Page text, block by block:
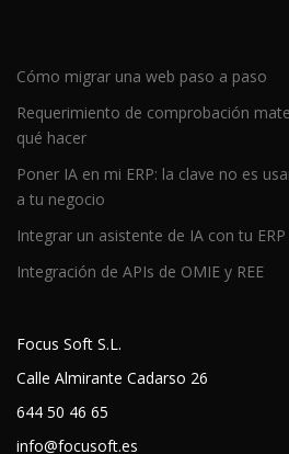
Cómo migrar una web paso a paso
Requerimiento de comprobación
qué hacer
Poner IA en mi ERP: la clave no es
a tu negocio
Integrar un asistente de IA con tu
Integración de APIs de OMIE y REE
Focus Soft S.L.
Calle Almirante Cadarso 26
644 50 46 65
info@focusoft.es